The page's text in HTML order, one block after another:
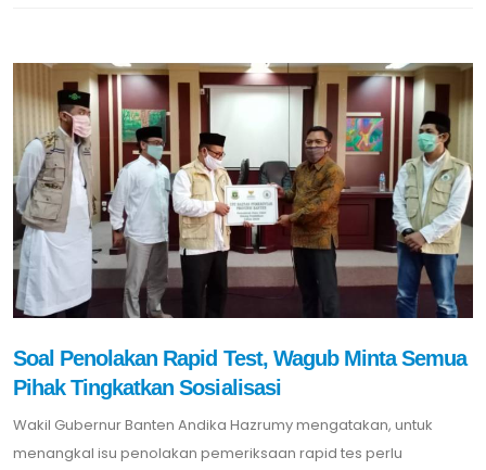
Soal Penolakan Rapid Test, Wagub Minta Semua
Pihak Tingkatkan Sosialisasi
Wakil Gubernur Banten Andika Hazrumy mengatakan, untuk
menangkal isu penolakan pemeriksaan rapid tes perlu